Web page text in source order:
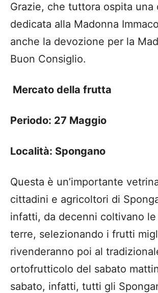
Grazie, che tuttora ospita una
dedicata alla Madonna
anche la devozione per la
Buon Consiglio.
Mercato della frutta
Periodo: 27 Maggio
Località: Spongano
Questa è un’importante
cittadini e agricoltori di
infatti, da decenni coltivano
terre, selezionando i frutti
rivenderanno poi al
ortofrutticolo del sabato
sabato, infatti, tutti gli